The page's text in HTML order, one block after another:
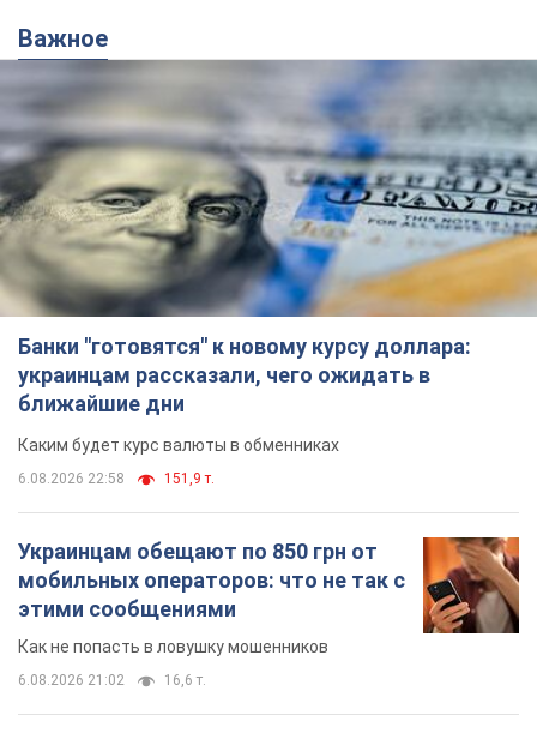
Важное
Банки "готовятся" к новому курсу доллара:
украинцам рассказали, чего ожидать в
ближайшие дни
Каким будет курс валюты в обменниках
6.08.2026 22:58 151,9 т.
Украинцам обещают по 850 грн от
мобильных операторов: что не так с
этими сообщениями
Как не попасть в ловушку мошенников
6.08.2026 21:02 16,6 т.